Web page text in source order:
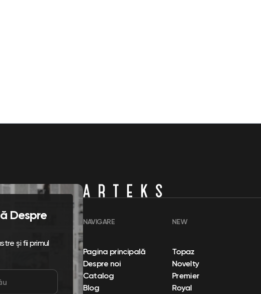
Despre
și fii primul
NAVIGARE
Pagina principală
Despre noi
Catalog
Blog
NEW
Topaz
Novelty
Premier
Royal